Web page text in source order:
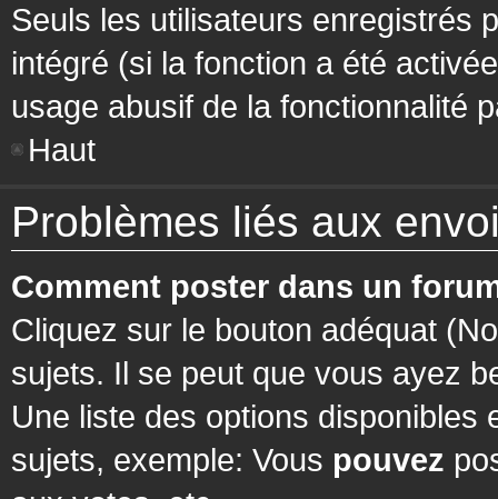
Seuls les utilisateurs enregistrés
intégré (si la fonction a été
usage abusif de la fonctionnalité
Haut
Problèmes liés aux
Comment poster dans un
Cliquez sur le bouton adéquat
sujets. Il se peut que vous ayez
Une liste des options
sujets, exemple: Vous pouvez